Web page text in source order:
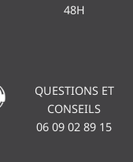
48H
QUESTIONS ET
CONSEILS
06 09 02 89 15